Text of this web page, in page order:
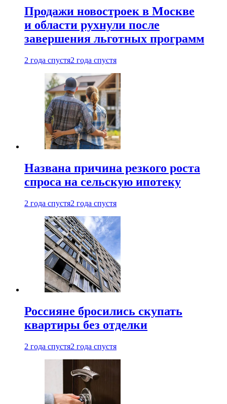
Продажи новостроек в Москве
и области рухнули после
завершения льготных программ
2 года спустя2 года спустя
Названа причина резкого роста
спроса на сельскую ипотеку
2 года спустя2 года спустя
Россияне бросились скупать
квартиры без отделки
2 года спустя2 года спустя